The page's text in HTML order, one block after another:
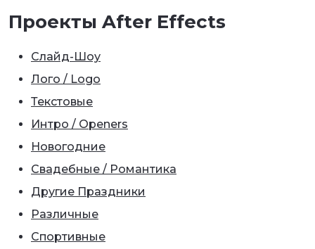
Проекты After Effects
Слайд-Шоу
Лого / Logo
Текстовые
Интро / Openers
Новогодние
Свадебные / Романтика
Другие Праздники
Различные
Спортивные